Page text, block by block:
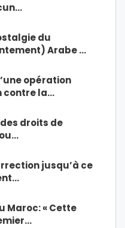
du
Arabe …
opération
contre la…
droits de
jusqu’à ce
Maroc: « Cette